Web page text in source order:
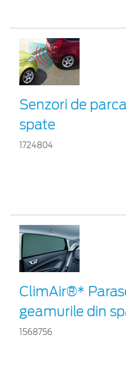
Senzori de
spate
1724804
ClimAir®*
geamurile din
1568756